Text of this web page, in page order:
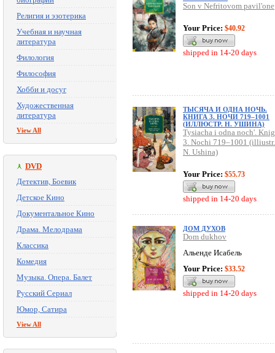
Религия и эзотерика
Учебная и научная
литература
Филология
Философия
Хобби и досуг
Художественная
литература
View All
DVD
Детектив, Боевик
Детское Кино
Документальное Кино
Драма. Мелодрама
Классика
Комедия
Музыка. Опера. Балет
Русский Сериал
Юмор, Сатира
View All
Son v Nefritovom pavil'one
Your Price: $40.92
shipped in 14-20 days
ТЫСЯЧА И ОДНА НОЧЬ.
КНИГА 3. НОЧИ 719–1001
(ИЛЛЮСТР. Н. УШИНА)
Tysiacha i odna noch'.
3. Nochi 719–1001 (illiustr.
N. Ushina)
Your Price: $55.73
shipped in 14-20 days
ДОМ ДУХОВ
Dom dukhov
Альенде Исабель
Your Price: $33.52
shipped in 14-20 days